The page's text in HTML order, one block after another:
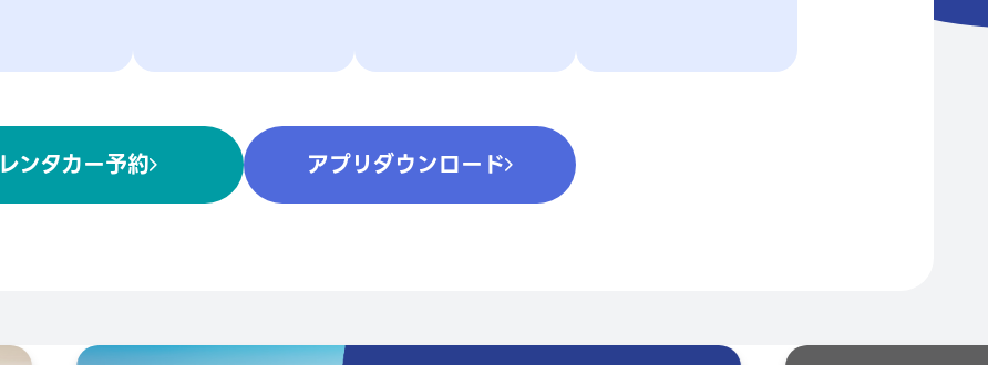
レンタカー予約 アプリダウンロード